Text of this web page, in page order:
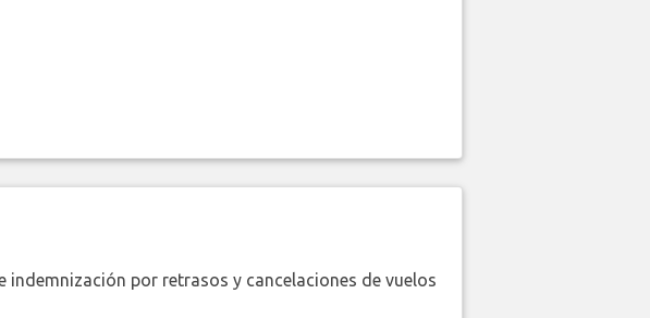
indemnización por retrasos y cancelaciones de vuelos